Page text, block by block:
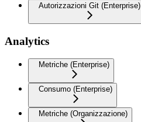
Autorizzazioni Git (Enterprise)
Analytics
Metriche (Enterprise)
Consumo (Enterprise)
Metriche (Organizzazione)